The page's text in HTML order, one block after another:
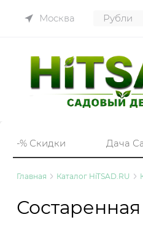
Москва
-% Скидки Дача
Главная Каталог HiTSAD.RU